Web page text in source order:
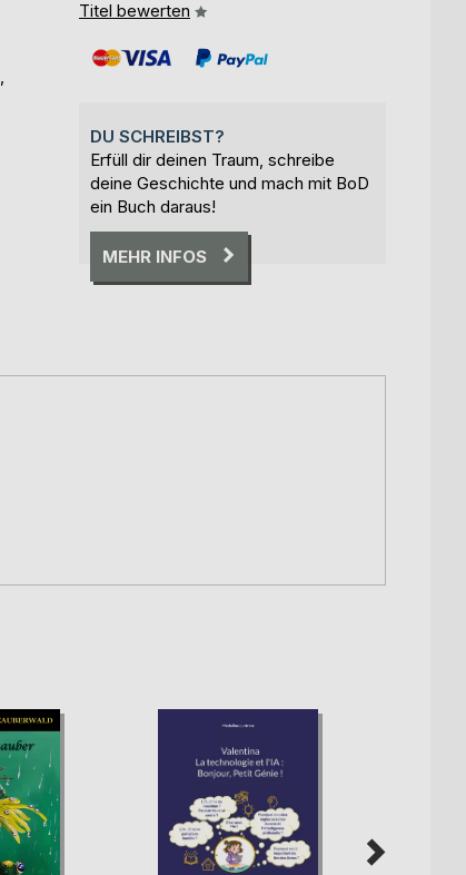
Titel bewerten
DU SCHREIBST?
Erfüll dir deinen Traum, schreibe
deine Geschichte und mach mit BoD
ein Buch daraus!
MEHR INFOS